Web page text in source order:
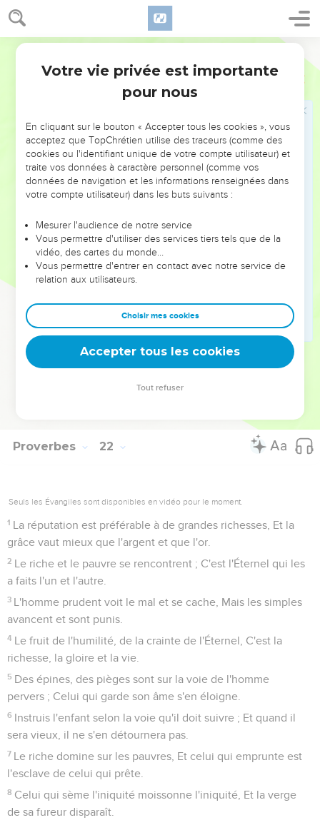
Proverbes 21
justice et la gloire.
Le sage monte dans la ville des héros, Et il abat la force
qui lui donnait de l'assurance.
Celui qui veille sur sa bouche et sur sa langue Préserve
son âme des angoisses.
avec la fureur de l'arrogance.
Les désirs du paresseux le tuent, Parce que ses mains
refusent de travailler ;
Tout le jour il éprouve des désirs ; Mais le juste donne
Le sacrifice des méchants est quelque chose
d'abominable ; Combien plus quand ils l'offrent avec des
pensées criminelles !
Le témoin menteur périra, Mais l'homme qui écoute
parlera toujours.
Le méchant prend un air effronté, Mais l'homme droit
affermit sa voie.
Il n'y a ni sagesse, ni intelligence, Ni conseil, en face de
Proverbes 22
Seuls les Évangiles sont disponibles en vidéo pour le moment.
1 La réputation est préférable à de grandes richesses, Et la
grâce vaut mieux que l'argent et que l'or.
2 Le riche et le pauvre se rencontrent ; C'est l'Éternel qui les
a faits l'un et l'autre.
3 L'homme prudent voit le mal et se cache, Mais les simples
avancent et sont punis.
4 Le fruit de l'humilité, de la crainte de l'Éternel, C'est la
richesse, la gloire et la vie.
5 Des épines, des pièges sont sur la voie de l'homme
pervers ; Celui qui garde son âme s'en éloigne.
6 Instruis l'enfant selon la voie qu'il doit suivre ; Et quand il
sera vieux, il ne s'en détournera pas.
7 Le riche domine sur les pauvres, Et celui qui emprunte est
l'esclave de celui qui prête.
8 Celui qui sème l'iniquité moissonne l'iniquité, Et la verge
de sa fureur disparaît.
Votre vie privée est importante
pour nous
En cliquant sur le bouton « Accepter tous les cookies », vous
acceptez que TopChrétien utilise des traceurs (comme des
cookies ou l'identifiant unique de votre compte utilisateur) et
traite vos données à caractère personnel (comme vos
données de navigation et les informations renseignées dans
votre compte utilisateur) dans les buts suivants :
Mesurer l'audience de notre service
Vous permettre d'utiliser des services tiers tels que de la
vidéo, des cartes du monde…
Vous permettre d'entrer en contact avec notre service de
relation aux utilisateurs.
Choisir mes cookies
Accepter tous les cookies
Tout refuser